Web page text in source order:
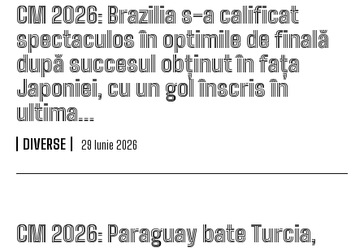
CM 2026: Brazilia s-a calificat
spectaculos în optimile de finală
după succesul obținut în fața
Japoniei, cu un gol înscris în
ultima…
DIVERSE 29 Iunie 2026
CM 2026: Paraguay bate Turcia,